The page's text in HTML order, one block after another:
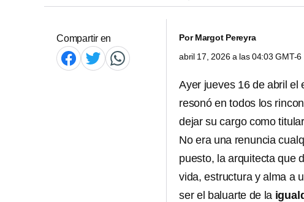
Compartir en PorMargot Pereyra
abril 17, 2026 a las 04:03 GMT-6
Ayer jueves 16 de abril el
resonó en todos los
dejar su cargo como
No era una renuncia
puesto, la arquitecta que
vida, estructura y alma a
ser el baluarte de la